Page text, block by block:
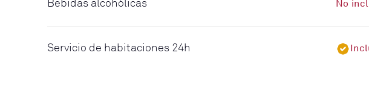
Bebidas alcohólicas No
Servicio de habitaciones 24h